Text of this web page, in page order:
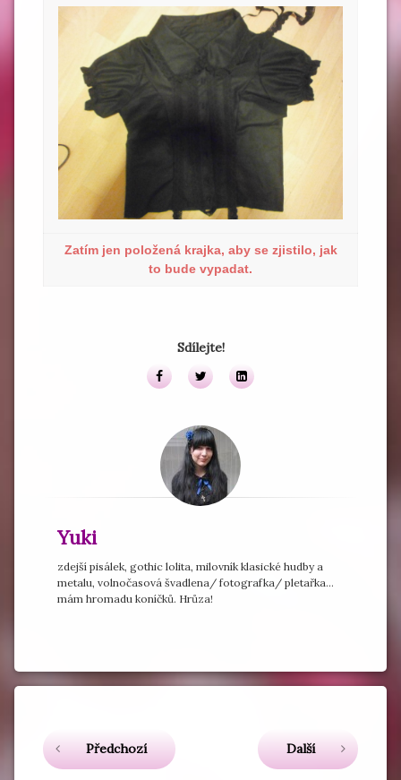
Zatím jen položená krajka, aby se zjistilo, jak
to bude vypadat.
Sdílejte!
FacebookTwitterLinkedIn
Yuki
zdejší pisálek, gothic lolita, milovník klasické hudby a
metalu, volnočasová švadlena/ fotografka/ pletařka...
mám hromadu koníčků. Hrůza!
Předchozí Další